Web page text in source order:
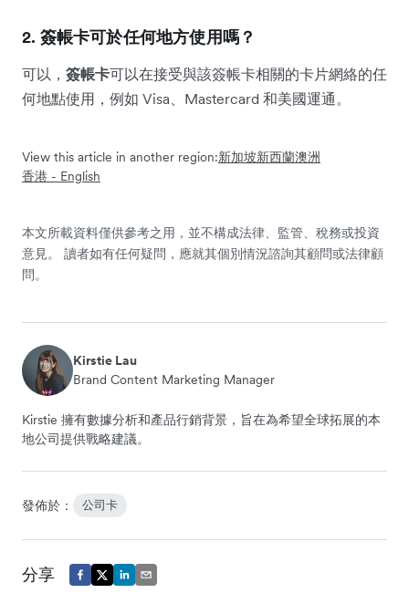
2. 簽帳卡可於任何地方使用嗎？
可以， 簽帳卡可以在接受與該簽帳卡相關的卡片網絡的任
何地點使用，例如 Visa、Mastercard 和美國運通。
View this article in another region:新加坡新西蘭澳洲
香港 - English
本文所載資料僅供參考之用，並不構成法律、監管、稅務或投資
意見。 讀者如有任何疑問，應就其個別情況諮詢其顧問或法律顧
問。
Kirstie Lau
Brand Content Marketing Manager
Kirstie 擁有數據分析和產品行銷背景，旨在為希望全球拓展的本
地公司提供戰略建議。
發佈於： 公司卡
分享